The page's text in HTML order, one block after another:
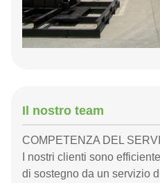
Il nostro team
COMPETENZA DEL
I nostri clienti sono
di sostegno da un servizio